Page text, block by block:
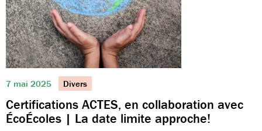
7 mai 2025 Divers
Certifications ACTES, en collaboration avec
ÉcoÉcoles | La date limite approche!